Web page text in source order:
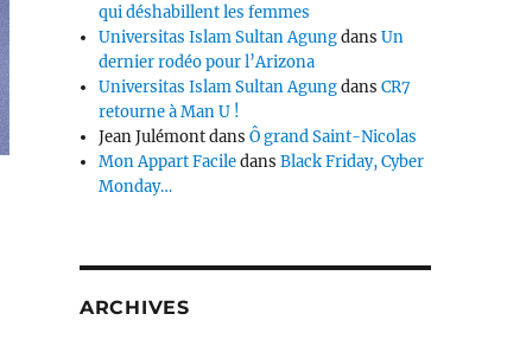
qui déshabillent les femmes
Universitas Islam Sultan AgungdansUn
dernier rodéo pour l’Arizona
Universitas Islam Sultan AgungdansCR7
retourne à Man U !
Jean JulémontdansÔ grand Saint-Nicolas
Mon Appart FaciledansBlack Friday, Cyber
Monday…
ARCHIVES